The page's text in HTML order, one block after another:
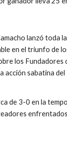
lanzó toda
en el triunfo de
los Fundadores
acción sabatina
de 3-0 en la